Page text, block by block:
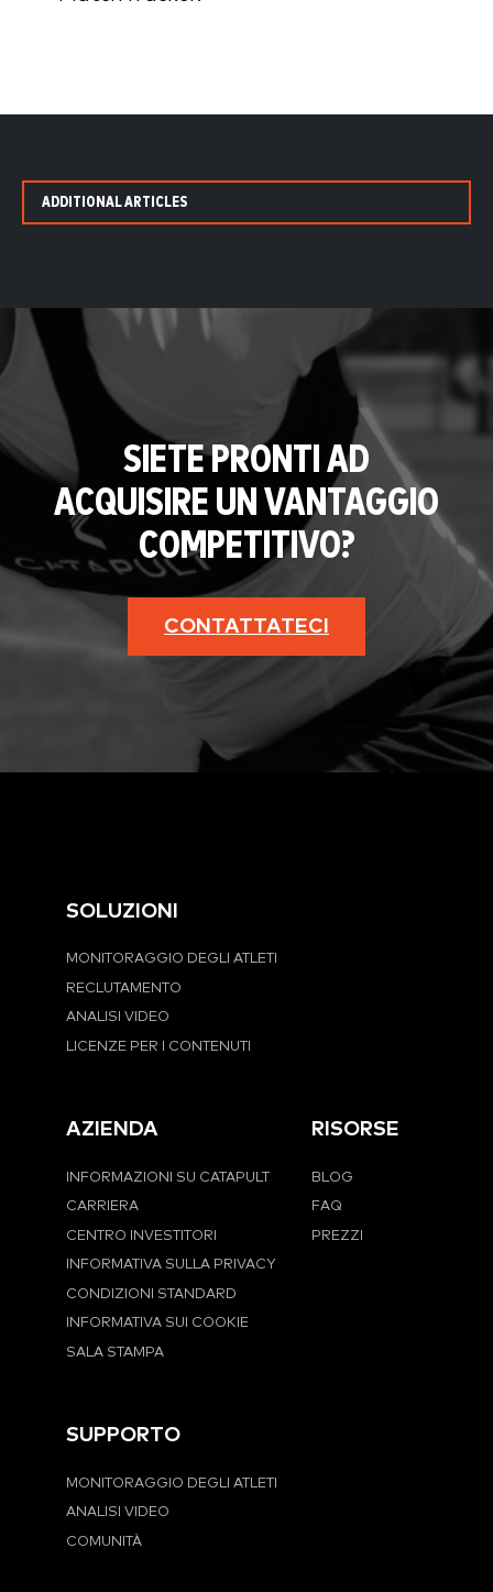
ADDITIONAL ARTICLES
SIETE PRONTI AD
ACQUISIRE UN VANTAGGIO
COMPETITIVO?
CONTATTATECI
SOLUZIONI
MONITORAGGIO DEGLI ATLETI
RECLUTAMENTO
ANALISI VIDEO
LICENZE PER I CONTENUTI
AZIENDA
INFORMAZIONI SU CATAPULT
CARRIERA
CENTRO INVESTITORI
INFORMATIVA SULLA PRIVACY
CONDIZIONI STANDARD
INFORMATIVA SUI COOKIE
SALA STAMPA
RISORSE
BLOG
FAQ
PREZZI
SUPPORTO
MONITORAGGIO DEGLI ATLETI
ANALISI VIDEO
COMUNITÀ